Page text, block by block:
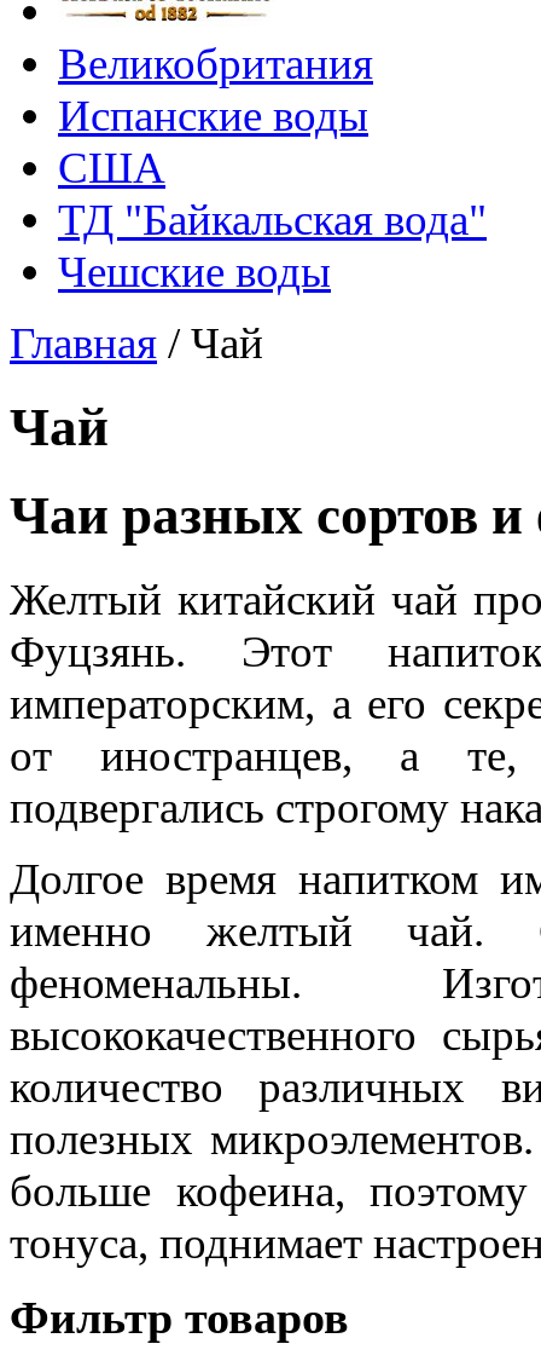
Великобритания
Испанские воды
США
ТД "Байкальская вода"
Чешские воды
Главная /Чай
Чай
Чаи разных сортов и
Желтый китайский чай
Фуцзянь. Этот
императорским, а его
от иностранцев, а
подвергались строгому
Долгое время напитком
именно желтый чай.
феноменальны.
высококачественного
количество различных
полезных
больше кофеина,
тонуса, поднимает
Фильтр товаров